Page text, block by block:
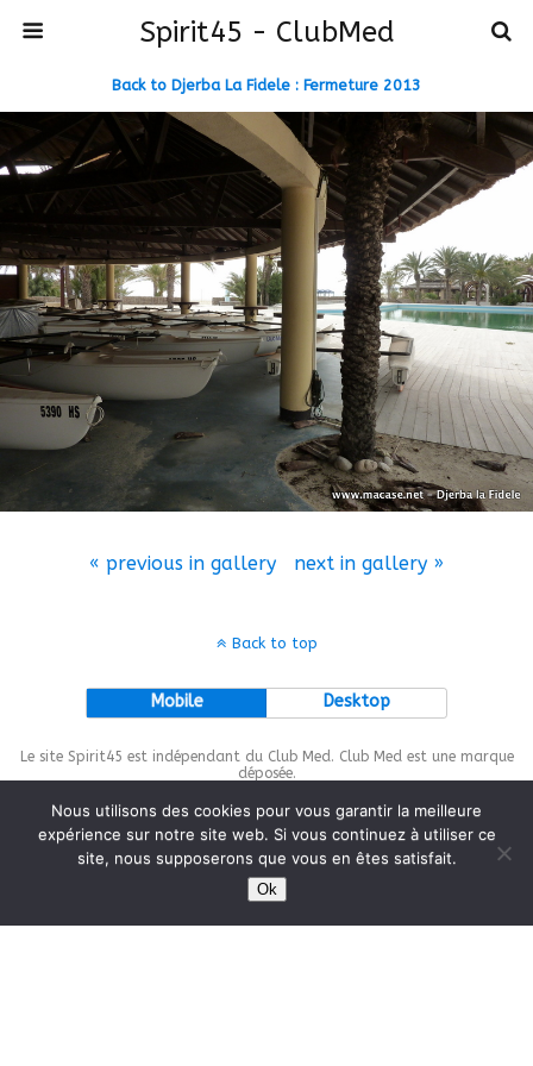
Spirit45 - ClubMed
Back to Djerba La Fidele : Fermeture 2013
« previous in gallery next in gallery »
Back to top
Mobile Desktop
Le site Spirit45 est indépendant du Club Med. Club Med est une marque
déposée.
This site is protected bywp-copyrightpro.com
Nous utilisons des cookies pour vous garantir la meilleure
expérience sur notre site web. Si vous continuez à utiliser ce
site, nous supposerons que vous en êtes satisfait.
Ok